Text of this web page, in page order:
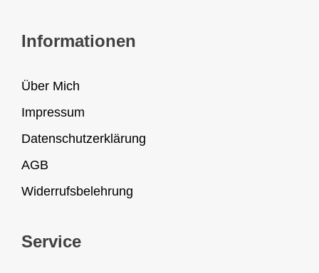
Informationen
Über Mich
Impressum
Datenschutzerklärung
AGB
Widerrufsbelehrung
Service